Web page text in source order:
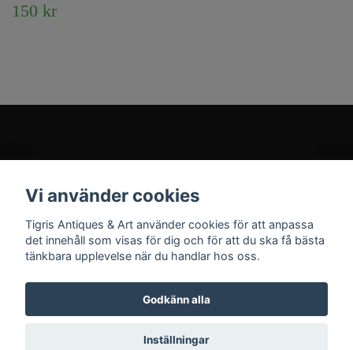
150 kr
Sociala medier
© 2026 Tigris Antiques & Art
Vi använder cookies
Tigris Antiques & Art använder cookies för att anpassa
det innehåll som visas för dig och för att du ska få bästa
tänkbara upplevelse när du handlar hos oss.
Godkänn alla
Inställningar